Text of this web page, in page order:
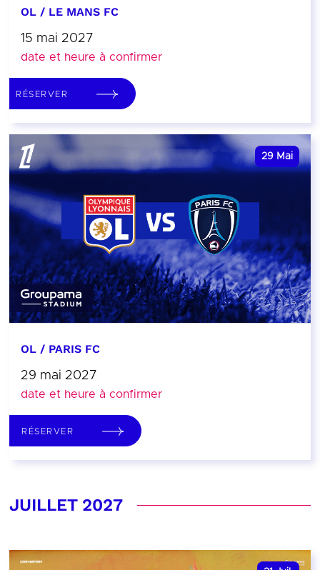
OL / LE MANS FC
15 mai 2027
date et heure à confirmer
RÉSERVER
29 Mai
OL / PARIS FC
29 mai 2027
date et heure à confirmer
RÉSERVER
JUILLET 2027